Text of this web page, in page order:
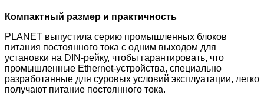
Компактный размер и практичность
PLANET выпустила серию промышленных блоков
питания постоянного тока с одним выходом для
установки на DIN-рейку, чтобы гарантировать, что
промышленные Ethernet-устройства, специально
разработанные для суровых условий эксплуатации, легко
получают питание постоянного тока.